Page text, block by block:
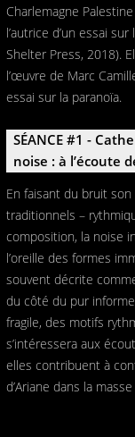
Charlemagne
l’autrice d’un essai
Shelter Press, 2018).
l’œuvre de Marc
essai sur la paranoïa.
SÉANCE #1 -
noise : à l’écoute
En faisant du bruit
traditionnels –
composition, la noise
l’oreille des formes
souvent décrite
du côté du pur
fragile, des motifs
s’intéressera aux
elles contribuent à
d’Ariane dans la